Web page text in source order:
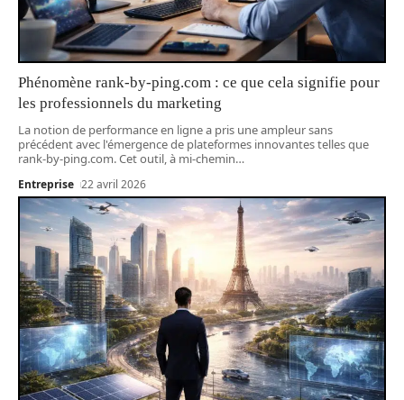
Phénomène rank-by-ping.com : ce que cela signifie pour
les professionnels du marketing
La notion de performance en ligne a pris une ampleur sans
précédent avec l'émergence de plateformes innovantes telles que
rank-by-ping.com. Cet outil, à mi-chemin…
Entreprise 22 avril 2026